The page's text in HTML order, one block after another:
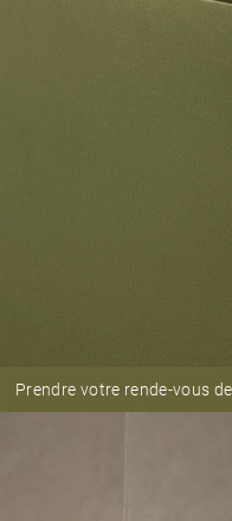
Prendre votre rende-vous